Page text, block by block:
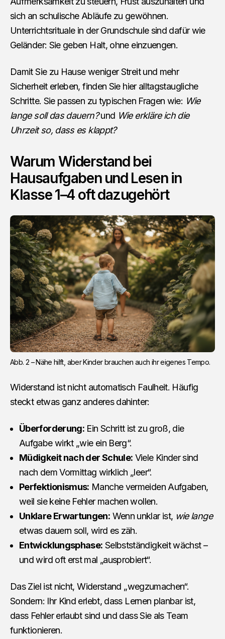
sich an schulische Abläufe zu gewöhnen.
Unterrichtsrituale in der Grundschule sind dafür wie
Geländer: Sie geben Halt, ohne einzuengen.
Damit Sie zu Hause weniger Streit und mehr
Sicherheit erleben, finden Sie hier alltagstaugliche
Schritte. Sie passen zu typischen Fragen wie: Wie
lange soll das dauern?und Wie erkläre ich die
Uhrzeit so, dass es klappt?
Warum Widerstand bei
Hausaufgaben und Lesen in
Klasse 1–4 oft dazugehört
Abb. 2 – Nähe hilft, aber Kinder brauchen auch ihr eigenes Tempo.
Widerstand ist nicht automatisch Faulheit. Häufig
steckt etwas ganz anderes dahinter:
Überforderung: Ein Schritt ist zu groß, die
Aufgabe wirkt „wie ein Berg“.
Müdigkeit nach der Schule: Viele Kinder sind
nach dem Vormittag wirklich „leer“.
Perfektionismus: Manche vermeiden Aufgaben,
weil sie keine Fehler machen wollen.
Unklare Erwartungen: Wenn unklar ist, wie lange
etwas dauern soll, wird es zäh.
Entwicklungsphase: Selbstständigkeit wächst –
und wird oft erst mal „ausprobiert“.
Das Ziel ist nicht, Widerstand „wegzumachen“.
Sondern: Ihr Kind erlebt, dass Lernen planbar ist,
dass Fehler erlaubt sind und dass Sie als Team
funktionieren.